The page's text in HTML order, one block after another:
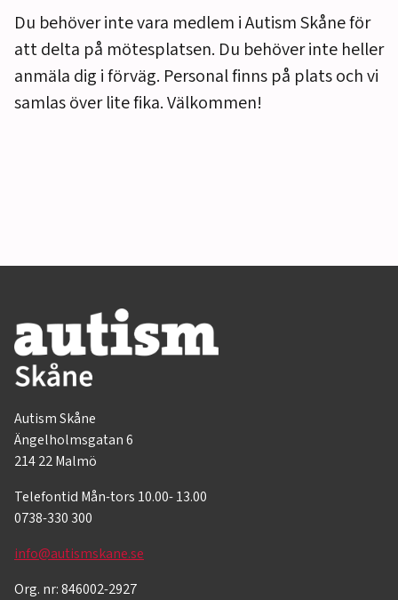
Du behöver inte vara medlem i Autism Skåne för
att delta på mötesplatsen. Du behöver inte heller
anmäla dig i förväg. Personal finns på plats och vi
samlas över lite fika. Välkommen!
Autism Skåne
Ängelholmsgatan 6
214 22 Malmö
Telefontid Mån-tors 10.00- 13.00
0738-330 300
info@autismskane.se
Org. nr: 846002-2927